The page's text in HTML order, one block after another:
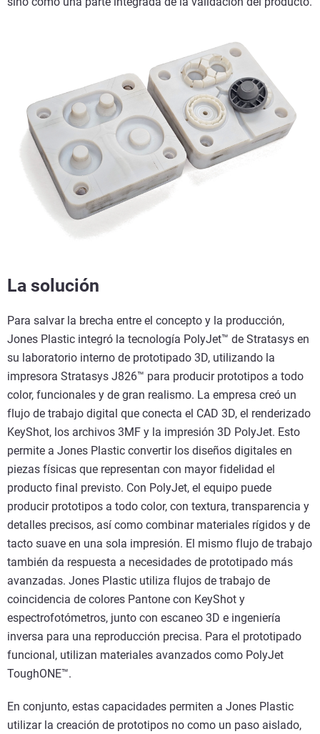
La solución
Para salvar la brecha entre el concepto y la producción,
Jones Plastic integró la tecnología PolyJet™ de Stratasys en
su laboratorio interno de prototipado 3D, utilizando la
impresora Stratasys J826™ para producir prototipos a todo
color, funcionales y de gran realismo. La empresa creó un
flujo de trabajo digital que conecta el CAD 3D, el renderizado
KeyShot, los archivos 3MF y la impresión 3D PolyJet. Esto
permite a Jones Plastic convertir los diseños digitales en
piezas físicas que representan con mayor fidelidad el
producto final previsto. Con PolyJet, el equipo puede
producir prototipos a todo color, con textura, transparencia y
detalles precisos, así como combinar materiales rígidos y de
tacto suave en una sola impresión. El mismo flujo de trabajo
también da respuesta a necesidades de prototipado más
avanzadas. Jones Plastic utiliza flujos de trabajo de
coincidencia de colores Pantone con KeyShot y
espectrofotómetros, junto con escaneo 3D e ingeniería
inversa para una reproducción precisa. Para el prototipado
funcional, utilizan materiales avanzados como PolyJet
ToughONE™.
En conjunto, estas capacidades permiten a Jones Plastic
utilizar la creación de prototipos no como un paso aislado,